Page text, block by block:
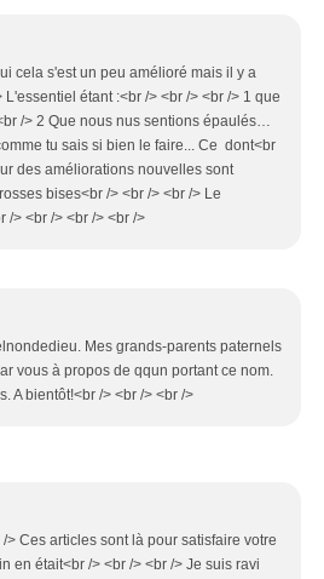
cela s'est un peu amélioré mais il y a
étant :<br /> <br /> <br /> 1 que
/> 2 Que nous nus sentions épaulés…
tu sais si bien le faire... Ce dont<br
des améliorations nouvelles sont
bises<br /> <br /> <br /> Le
/> <br /> <br /> <br />
Mes grands-parents paternels
vous à propos de qqun portant ce nom.
A bientôt!<br /> <br /> <br />
Ces articles sont là pour satisfaire votre
en était<br /> <br /> <br /> Je suis ravi